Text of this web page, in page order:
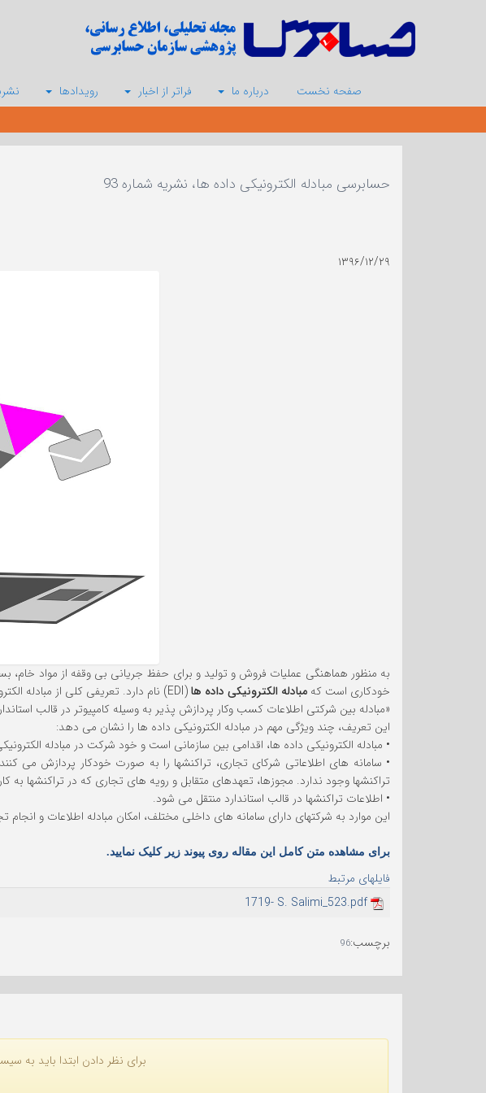
صفحه نخست درباره ما فراتر از اخبار رویدادها
حسابرسی مبادله الکترونیکی داده ها، نشریه شماره 93
۱۳۹۶/۱۲/۲۹
به منظور هماهنگی عملیات فروش و تولید و برای حفظ جریانی بی وقفه از مواد خام،
خودکاری است که مبادله الکترونیکی داده ها(EDI) نام دارد. تعریفی کلی از مبادله الکترونیکی داده ها به شرح زیر است:
«مبادله بین شرکتی اطلاعات کسب وکار پردازش پذیر به وسیله کامپیوتر در قالب
این تعریف، چند ویژگی مهم در مبادله الکترونیکی داده ها را نشان می دهد:
• مبادله الکترونیکی داده ها، اقدامی بین سازمانی است و خود شرکت در مبادله
• سامانه های اطلاعاتی شرکای تجاری، تراکنشها را به صورت خودکار پردازش می
تراکنشها وجود ندارد. مجوزها، تعهدهای متقابل و رویه های تجاری که در
• اطلاعات تراکنشها در قالب استاندارد منتقل می شود.
این موارد به شرکتهای دارای سامانه های داخلی مختلف، امکان مبادله اطلاعات و
برای مشاهده متن کامل این مقاله روی پیوند زیر کلیک نمایید.
فایلهای مرتبط
1719- S. Salimi_523.pdf
برچسب:
96
برای نظر دادن ابتدا باید به